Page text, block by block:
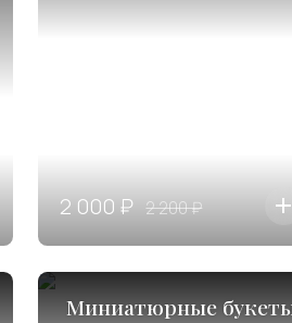
2 000 ₽ 2 200 ₽
Миниатюрные